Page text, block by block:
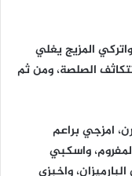
المزيج يغلي
الصلصة، ومن ثم
امزجي براعم
واسكبي
واخبزي